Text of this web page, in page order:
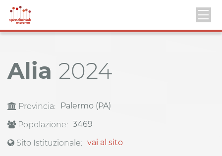
Alia 2024
Provincia:
Palermo (PA)
Popolazione: 3469
Sito Istituzionale: vai al sito